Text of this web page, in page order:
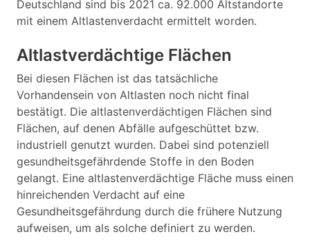
Deutschland sind bis 2021 ca. 92.000 Altstandorte
mit einem Altlastenverdacht ermittelt worden.
Altlastverdächtige Flächen
Bei diesen Flächen ist das tatsächliche
Vorhandensein von Altlasten noch nicht final
bestätigt. Die altlastenverdächtigen Flächen sind
Flächen, auf denen Abfälle aufgeschüttet bzw.
industriell genutzt wurden. Dabei sind potenziell
gesundheitsgefährdende Stoffe in den Boden
gelangt. Eine altlastenverdächtige Fläche muss einen
hinreichenden Verdacht auf eine
Gesundheitsgefährdung durch die frühere Nutzung
aufweisen, um als solche definiert zu werden.